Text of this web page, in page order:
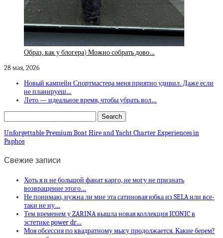
Образ, как у блогера) Можно собрать дово…
28 мая, 2026
Новый кампейн Спортмастера меня приятно удивил. Даже если
не планируеш…
Лето — идеальное время, чтобы убрать вол…
Unforgettable Premium Boat Hire and Yacht Charter Experiences in
Paphos
Свежие записи
Хоть я и не большой фанат карго, не могу не признать
возвращение этого…
Не понимаю, нужна ли мне эта сатиновая юбка из SELA или все-
таки не ну…
Тем временем у ZARINA вышла новая коллекция ICONIC в
эстетике power dr…
Моя обсессия по квадратному мысу продолжается. Какие берем?